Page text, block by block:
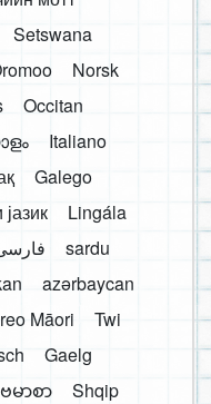
Setswana
Norsk
Occitan
Italiano
Galego
Lingála
sardu
azərbaycan
Māori
Twi
Gaelg
ဗမာစာ
Shqip